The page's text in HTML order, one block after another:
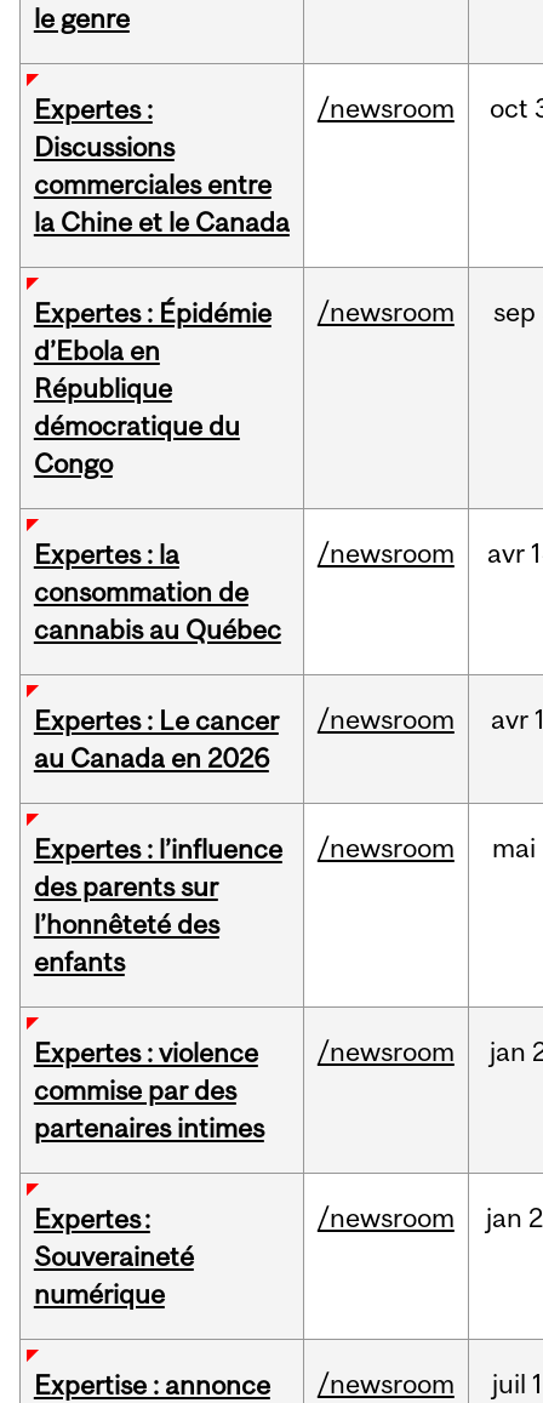
le genre
Expertes :
Discussions
commerciales entre
la Chine et le Canada
/newsroom oct
Expertes : Épidémie
d’Ebola en
République
démocratique du
Congo
/newsroom sep
Expertes : la
consommation de
cannabis au Québec
/newsroom avr
Expertes : Le cancer
au Canada en 2026
/newsroom avr
Expertes : l’influence
des parents sur
l’honnêteté des
enfants
/newsroom mai
Expertes : violence
commise par des
partenaires intimes
/newsroom jan
Expertes :
Souveraineté
numérique
/newsroom jan
Expertise : annonce /newsroom juil